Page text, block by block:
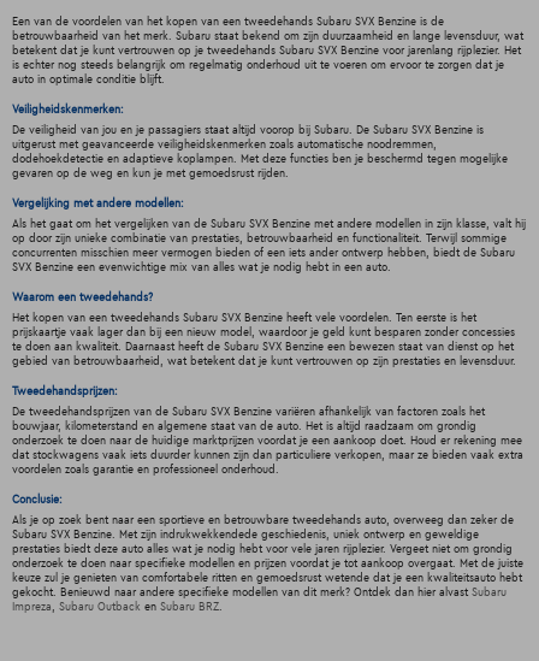
Een van de voordelen van het kopen van een tweedehands Subaru SVX Benzine is de
betrouwbaarheid van het merk. Subaru staat bekend om zijn duurzaamheid en lange levensduur, wat
betekent dat je kunt vertrouwen op je tweedehands Subaru SVX Benzine voor jarenlang rijplezier. Het
is echter nog steeds belangrijk om regelmatig onderhoud uit te voeren om ervoor te zorgen dat je
auto in optimale conditie blijft.
Veiligheidskenmerken:
De veiligheid van jou en je passagiers staat altijd voorop bij Subaru. De Subaru SVX Benzine is
uitgerust met geavanceerde veiligheidskenmerken zoals automatische noodremmen,
dodehoekdetectie en adaptieve koplampen. Met deze functies ben je beschermd tegen mogelijke
gevaren op de weg en kun je met gemoedsrust rijden.
Vergelijking met andere modellen:
Als het gaat om het vergelijken van de Subaru SVX Benzine met andere modellen in zijn klasse, valt hij
op door zijn unieke combinatie van prestaties, betrouwbaarheid en functionaliteit. Terwijl sommige
concurrenten misschien meer vermogen bieden of een iets ander ontwerp hebben, biedt de Subaru
SVX Benzine een evenwichtige mix van alles wat je nodig hebt in een auto.
Waarom een tweedehands?
Het kopen van een tweedehands Subaru SVX Benzine heeft vele voordelen. Ten eerste is het
prijskaartje vaak lager dan bij een nieuw model, waardoor je geld kunt besparen zonder concessies
te doen aan kwaliteit. Daarnaast heeft de Subaru SVX Benzine een bewezen staat van dienst op het
gebied van betrouwbaarheid, wat betekent dat je kunt vertrouwen op zijn prestaties en levensduur.
Tweedehandsprijzen:
De tweedehandsprijzen van de Subaru SVX Benzine variëren afhankelijk van factoren zoals het
bouwjaar, kilometerstand en algemene staat van de auto. Het is altijd raadzaam om grondig
onderzoek te doen naar de huidige marktprijzen voordat je een aankoop doet. Houd er rekening mee
dat stockwagens vaak iets duurder kunnen zijn dan particuliere verkopen, maar ze bieden vaak extra
voordelen zoals garantie en professioneel onderhoud.
Conclusie:
Als je op zoek bent naar een sportieve en betrouwbare tweedehands auto, overweeg dan zeker de
Subaru SVX Benzine. Met zijn indrukwekkendede geschiedenis, uniek ontwerp en geweldige
prestaties biedt deze auto alles wat je nodig hebt voor vele jaren rijplezier. Vergeet niet om grondig
onderzoek te doen naar specifieke modellen en prijzen voordat je tot aankoop overgaat. Met de juiste
keuze zul je genieten van comfortabele ritten en gemoedsrust wetende dat je een kwaliteitsauto hebt
gekocht. Benieuwd naar andere specifieke modellen van dit merk? Ontdek dan hier alvast Subaru
Impreza , Subaru Outback en Subaru BRZ.